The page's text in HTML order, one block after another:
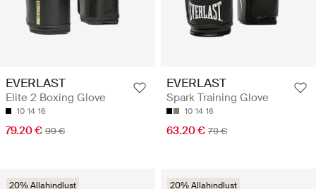
EVERLAST
Elite 2 Boxing Glove
10 14 16
79.20 € 99 €
EVERLAST
Spark Training Glove
10 14 16
63.20 € 79 €
20% Allahindlust 20% Allahindlust